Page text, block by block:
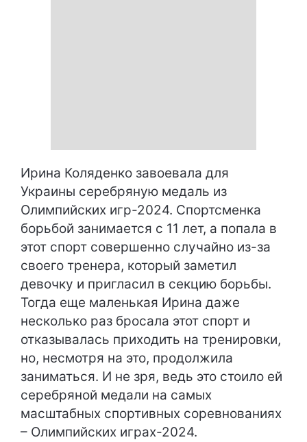
Ирина Коляденко завоевала для
Украины серебряную медаль из
Олимпийских игр-2024. Спортсменка
борьбой занимается с 11 лет, а попала в
этот спорт совершенно случайно из-за
своего тренера, который заметил
девочку и пригласил в секцию борьбы.
Тогда еще маленькая Ирина даже
несколько раз бросала этот спорт и
отказывалась приходить на тренировки,
но, несмотря на это, продолжила
заниматься. И не зря, ведь это стоило ей
серебряной медали на самых
масштабных спортивных соревнованиях
– Олимпийских играх-2024.